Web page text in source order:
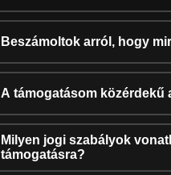
Beszámoltok arról, hogy
A támogatásom közérdekű
Milyen jogi szabályok
támogatásra?